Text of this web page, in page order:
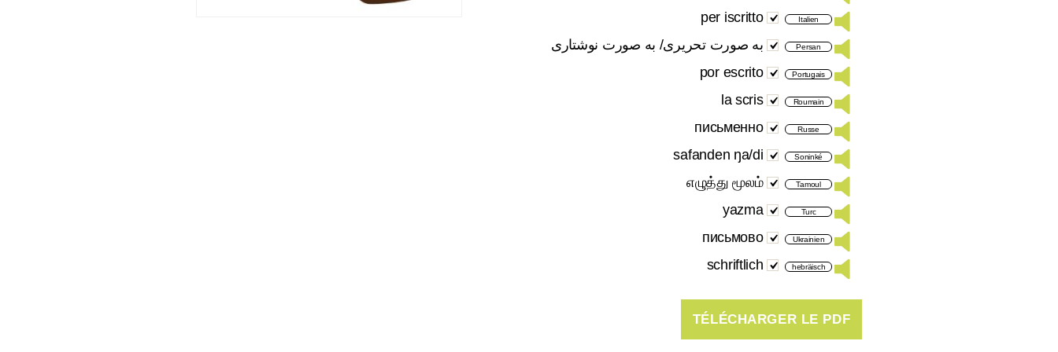
Italien
per iscritto
Persan به صورت تحریری/ به صورت نوشتاری
Portugais
por escrito
Roumain
la scris
Russe
письменно
Soninké
safanden ŋa/di
Tamoul
எழுத்து மூலம்
Turc
yazma
Ukrainien
письмово
hebräisch
schriftlich